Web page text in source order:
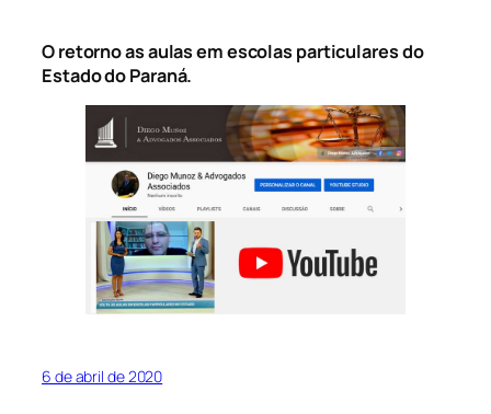
O retorno as aulas em escolas particulares do
Estado do Paraná.
6 de abril de 2020